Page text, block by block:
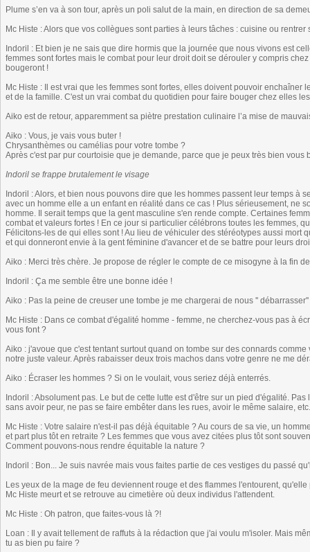
Plume s’en va à son tour, après un poli salut de la main, en direction de sa
Mc Histe : Alors que vos collègues sont parties à leurs tâches : cuisine ou
Indoril : Et bien je ne sais que dire hormis que la journée que nous vivons est
femmes sont fortes mais le combat pour leur droit doit se dérouler y compris
bougeront !
Mc Histe : Il est vrai que les femmes sont fortes, elles doivent pouvoir
et de la famille. C'est un vrai combat du quotidien pour faire bouger chez elles
Aiko est de retour, apparemment sa piètre prestation culinaire l’a mise de
Aiko : Vous, je vais vous buter !
Chrysanthèmes ou camélias pour votre tombe ?
Après c'est par pur courtoisie que je demande, parce que je peux très bien vous
Indoril se frappe brutalement le visage
Indoril : Alors, et bien nous pouvons dire que les hommes passent leur temps à
avec un homme elle a un enfant en réalité dans ce cas ! Plus sérieusement, ne
homme. Il serait temps que la gent masculine s'en rende compte. Certaines
combat et valeurs fortes ! En ce jour si particulier célébrons toutes les femmes,
Félicitons-les de qui elles sont ! Au lieu de véhiculer des stéréotypes aussi
et qui donneront envie à la gent féminine d'avancer et de se battre pour leurs
Aiko : Merci très chère. Je propose de régler le compte de ce misogyne à la fin
Indoril : Ça me semble être une bonne idée !
Aiko : Pas la peine de creuser une tombe je me chargerai de nous ''
Mc Histe : Dans ce combat d'égalité homme - femme, ne cherchez-vous pas à
vous font ?
Aiko : j'avoue que c'est tentant surtout quand on tombe sur des connards
notre juste valeur. Après rabaisser deux trois machos dans votre genre ne me
Aiko : Écraser les hommes ? Si on le voulait, vous seriez déjà enterrés.
Indoril : Absolument pas. Le but de cette lutte est d'être sur un pied d'égalité.
sans avoir peur, ne pas se faire embêter dans les rues, avoir le même salaire,
Mc Histe : Votre salaire n'est-il pas déjà équitable ? Au cours de sa vie, un
et part plus tôt en retraite ? Les femmes que vous avez citées plus tôt sont
Comment pouvons-nous rendre équitable la nature ?
Indoril : Bon... Je suis navrée mais vous faites partie de ces vestiges du passé
Les yeux de la mage de feu deviennent rouge et des flammes l'entourent,
Mc Histe meurt et se retrouve au cimetière où deux individus l'attendent.
Mc Histe : Oh patron, que faites-vous là ?!
Loan : Il y avait tellement de raffuts à la rédaction que j'ai voulu m'isoler. Mais
tu as bien pu faire ?